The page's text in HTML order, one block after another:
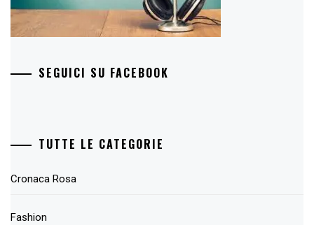
SEGUICI SU FACEBOOK
TUTTE LE CATEGORIE
Cronaca Rosa
Fashion